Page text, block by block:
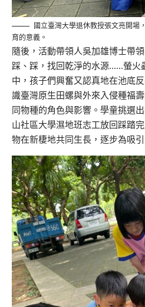
國立臺灣大學退休教授張文亮開場
育的意義。
隨後，活動帶領人吳加雄博士帶
踩、踩，找回乾淨的水源……螢火
中，孩子們興奮又認真地在池底
識臺灣原生田螺與外來入侵種福
同物種的角色與影響。學童挑選
山社區大學濕地班志工放回踩踏
物在新棲地共同生長，逐步為吸